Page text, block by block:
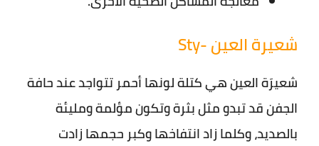
شعيرة العين -Sty
شعيرَة العين هي كتلة لونها أحمر تتواجد عند حافة
الجفن قد تبدو مثل بثرة وتكون مؤلمة ومليئة
بالصديد، وكلما زاد انتفاخها وكبر حجمها زادت